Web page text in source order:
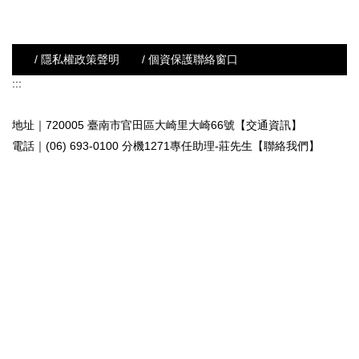
/ 隱私權政策聲明
/ 個資保護聯絡窗口
:::
地址｜720005 臺南市官田區大崎里大崎66號【交通資訊】
電話｜(06) 693-0100 分機1271專任助理-莊先生 【聯絡我們】